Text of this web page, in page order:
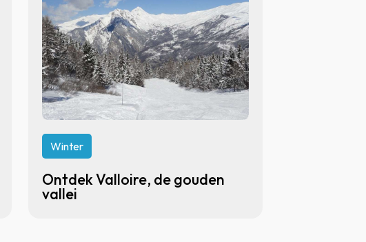
Winter
Ontdek Valloire, de gouden
vallei